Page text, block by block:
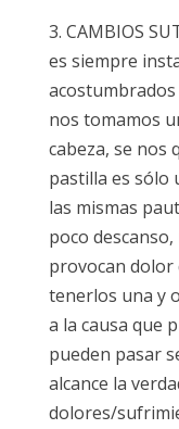
3. CAMBIOS
es siempre
nos tomamos
cabeza, se nos
pastilla es sólo
las mismas
poco
provocan dolor
tenerlos una y
a la causa que
pueden pasar
alcance la
dolores/